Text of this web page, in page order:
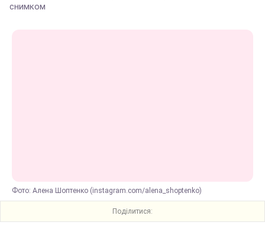
снимком
Фото: Алена Шоптенко (instagram.com/alena_shoptenko)
Поділитися: